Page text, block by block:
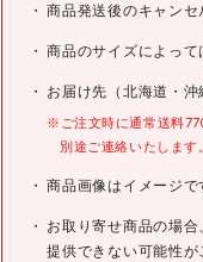
商品名
型式
メーカー希望小売価格
JANコード
商品発送後のキャンセ
商品のサイズによって
お届け先（北海道・
※ご注文時に通常送料
別途ご連絡いたします。
商品画像はイメージで
お取り寄せ商品の場
提供できない可能性が